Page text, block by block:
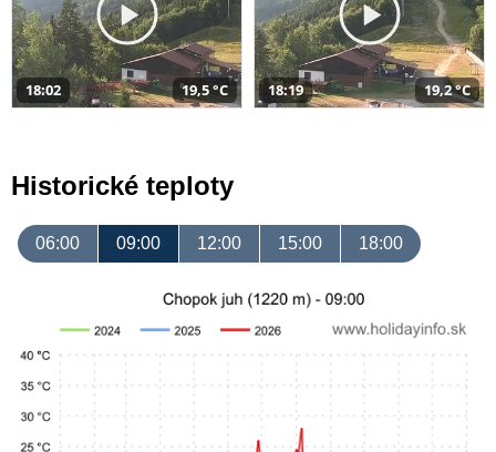
18:02 19,5 °C 18:19 19,2 °C
Historické teploty
06:00 09:00 12:00 15:00 18:00